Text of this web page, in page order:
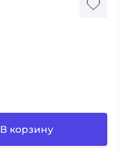
В корзину